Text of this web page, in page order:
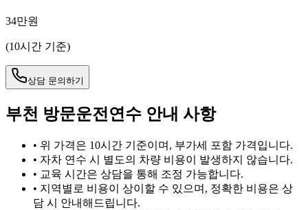
34만원
(10시간 기준)
상담 문의하기
부천 방문운전연수 안내 사항
• 위 가격은 10시간 기준이며, 부가세 포함 가격입니다.
• 자차 연수 시 별도의 차량 비용이 발생하지 않습니다.
• 교육 시간은 상담을 통해 조정 가능합니다.
• 지역별로 비용이 상이할 수 있으며, 정확한 비용은 상
담 시 안내해드립니다.